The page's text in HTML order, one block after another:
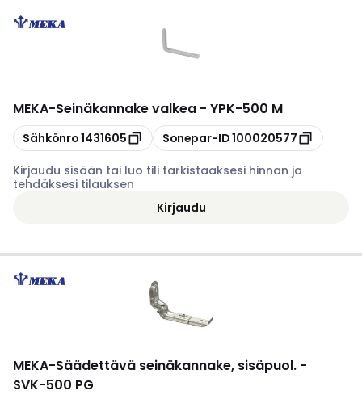
MEKA-Seinäkannake valkea - YPK-500 M
Kopioi
Sähkönro1431605 Kopioi
Sonepar-ID100020577
Kirjaudu sisään tai luo tili tarkistaaksesi hinnan ja
tehdäksesi tilauksen
Kirjaudu
MEKA-Säädettävä seinäkannake, sisäpuol. -
SVK-500 PG